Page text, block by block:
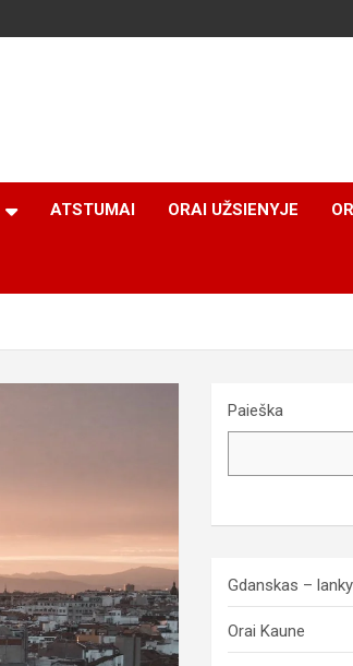
ATSTUMAI ORAI UŽSIENYJE
Paieška
Gdanskas –
Orai Kaune